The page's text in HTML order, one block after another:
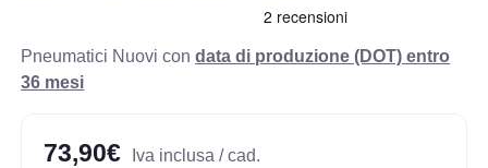
Pneumatici Nuovi condata di produzione (DOT) entro
36 mesi
73,90€ Iva inclusa / cad.